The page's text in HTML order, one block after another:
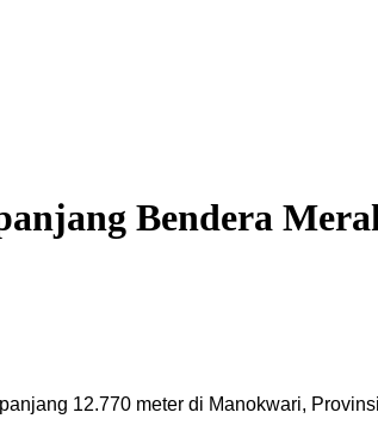
Bendera
12.770 meter di Manokwari,